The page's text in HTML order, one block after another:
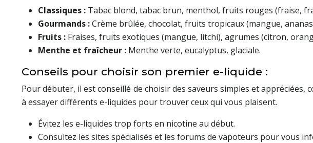
Classiques : Tabac blond, tabac brun, menthol, fruits rouges (fraise,
Gourmands :Crème brûlée, chocolat, fruits tropicaux (mangue,
Fruits : Fraises, fruits exotiques (mangue, litchi), agrumes (citron,
Menthe et fraîcheur : Menthe verte, eucalyptus, glaciale.
Conseils pour choisir son premier e-liquide :
Pour débuter, il est conseillé de choisir des saveurs simples et
à essayer différents e-liquides pour trouver ceux qui vous plaisent.
Évitez les e-liquides trop forts en nicotine au début.
Consultez les sites spécialisés et les forums de vapoteurs pour vous